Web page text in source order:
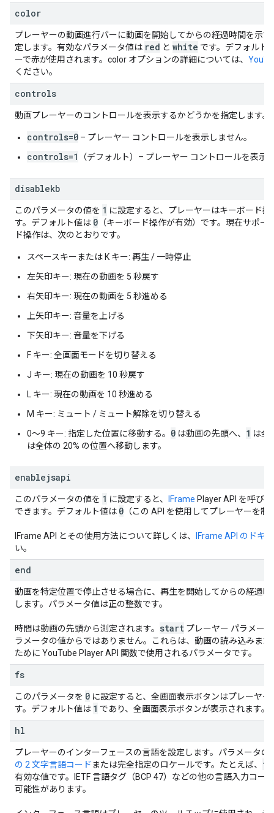
color
プレーヤーの動画進行バーに動画を開始してからの経過時間を示
定します。有効なパラメータ値は red と white です。デフォルト
ーで赤が使用されます。color オプションの詳細については、
ください。
controls
動画プレーヤーのコントロールを表示するかどうかを指定します。
controls=0 – プレーヤー コントロールを表示しません。
controls=1 （デフォルト）– プレーヤー コントロールを表示
disablekb
このパラメータの値を 1 に設定すると、プレーヤーはキーボード
す。デフォルト値は 0 （キーボード操作が有効）です。現在サポー
ド操作は、次のとおりです。
スペースキーまたは K キー: 再生 / 一時停止
左矢印キー: 現在の動画を 5 秒戻す
右矢印キー: 現在の動画を 5 秒進める
上矢印キー: 音量を上げる
下矢印キー: 音量を下げる
F キー: 全画面モードを切り替える
J キー: 現在の動画を 10 秒戻す
L キー: 現在の動画を 10 秒進める
M キー: ミュート / ミュート解除を切り替える
0～9 キー: 指定した位置に移動する。 0 は動画の先頭へ、 1 は全
は全体の 20% の位置へ移動します。
enablejsapi
このパラメータの値を 1 に設定すると、 IFrame Player API を呼び
できます。デフォルト値は 0 （この API を使用してプレーヤーを
IFrame API とその使用方法について詳しくは、
IFrame API のドキ
い。
end
動画を特定位置で停止させる場合に、再生を開始してからの経過
します。パラメータ値は正の整数です。
時間は動画の先頭から測定されます。 start プレーヤー パラメー
ラメータの値からではありません。これらは、動画の読み込みま
ために YouTube Player API 関数で使用されるパラメータです。
fs
このパラメータを 0 に設定すると、全画面表示ボタンはプレーヤ
す。デフォルト値は 1 であり、全画面表示ボタンが表示されます。
hl
プレーヤーのインターフェースの言語を設定します。パラメータの
の 2 文字言語コードまたは完全指定のロケールです。たとえば、 fr
有効な値です。IETF 言語タグ（BCP 47）などの他の言語入力コー
可能性があります。